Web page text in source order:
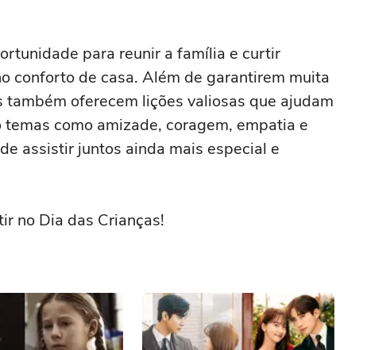
para reunir a família e curtir
conforto de casa. Além de garantirem muita
oferecem lições valiosas que ajudam
como amizade, coragem, empatia e
assistir juntos ainda mais especial e
no Dia das Crianças!